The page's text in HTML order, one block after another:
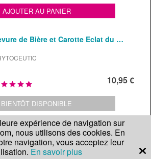
AJOUTER AU PANIER
de Bière et Carotte Eclat du …
10,95 €
BIENTÔT DISPONIBLE
on d'été bio à la citronnelle …
expérience de navigation sur
nous utilisons des cookies. En
navigation, vous acceptez leur
En savoir plus